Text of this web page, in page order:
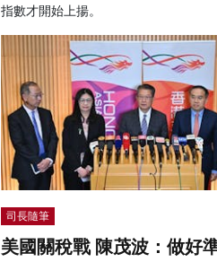
指數才開始上揚。
司長隨筆
美國關稅戰 陳茂波：做好